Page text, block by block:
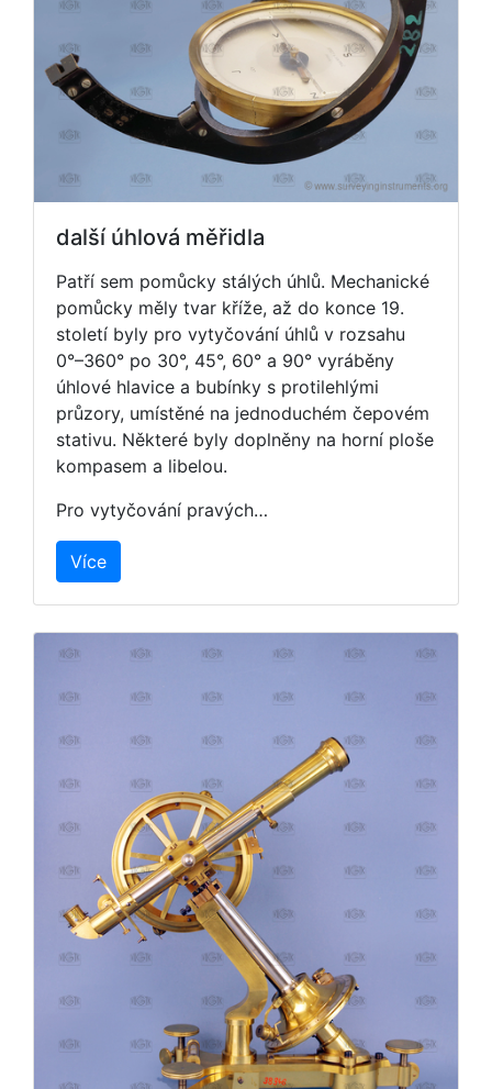
další úhlová měřidla
Patří sem pomůcky stálých úhlů. Mechanické
pomůcky měly tvar kříže, až do konce 19.
století byly pro vytyčování úhlů v rozsahu
0°–360° po 30°, 45°, 60° a 90° vyráběny
úhlové hlavice a bubínky s protilehlými
průzory, umístěné na jednoduchém čepovém
stativu. Některé byly doplněny na horní ploše
kompasem a libelou.
Pro vytyčování pravých…
Více